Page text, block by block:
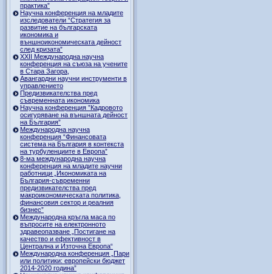
практика”
Научна конференция на младите
изследователи “Стратегия за
развитие на българската
икономика и
външноикономическата дейност
след кризата”
ХХII Международна научна
конференция на съюза на учените
в Стара Загора,
Авангардни научни инструменти в
управлението
Предизвикателства пред
съвременната икономика
Научна конференция ”Кадровото
осигуряване на външната дейност
на България”
Международна научна
конференция “Финансовата
система на България в контекста
на турбуленциите в Европа”
8-ма международна научна
конференция на младите научни
работници „Икономиката на
България-съвременни
предизвикателства пред
макроикономическата политика,
финансовия сектор и реалния
бизнес”
Международна кръгла маса по
въпросите на електронното
здравеопазване „Постигане на
качество и ефективност в
Централна и Източна Европа“
Международна конференция „Пари
или политики: европейски бюджет
2014-2020 година”